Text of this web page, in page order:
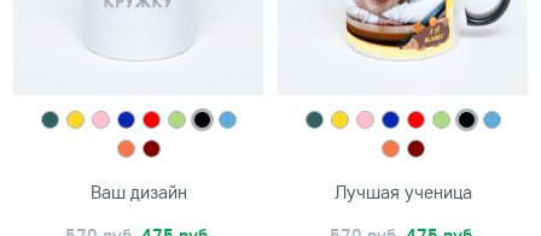
Ваш дизайн
Лучшая ученица